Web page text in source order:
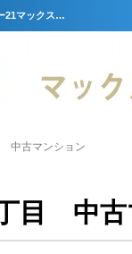
★新着物件情報★豊中市少路1丁目 中古マンション【更新】 | 大阪（門真市・大阪市・豊中市）の不動産はセンチュリー21マックス不動産販売
中古マンション
目 中古